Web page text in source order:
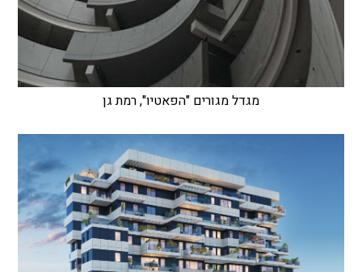
מגדל מגורים "הפאטיו", רמת גן